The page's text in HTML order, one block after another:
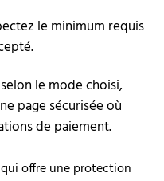
le minimum requis
le mode choisi,
page sécurisée où
de paiement.
offre une protection